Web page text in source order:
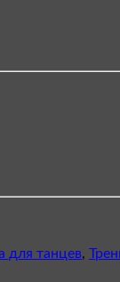
для танцев,